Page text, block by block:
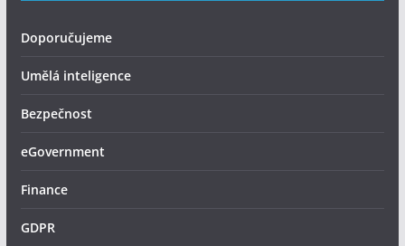
Doporučujeme
Umělá inteligence
Bezpečnost
eGovernment
Finance
GDPR